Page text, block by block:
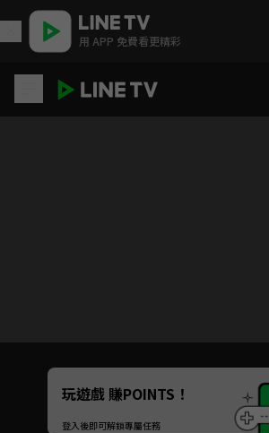
用 APP 免費看更精彩
Unmute
如有不便請見諒
玩遊戲 賺POINTS！
登入後即可解鎖專屬任務